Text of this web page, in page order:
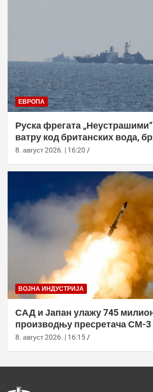
ЕВРОПА
Руска фрегата
ватру код британских вода,
морнарица појачала праћење
8. август 2026. | 16:20
ВОЈНА ИНДУСТРИЈА
САД и Јапан улажу 745
производњу пресретача СМ-
8. август 2026. | 16:15